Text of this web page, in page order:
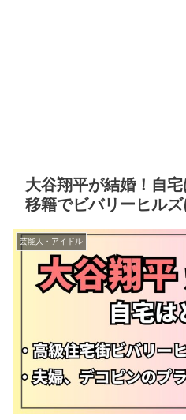
大谷翔平が結婚！自
移籍でビバリーヒル
芸能人・アイドル